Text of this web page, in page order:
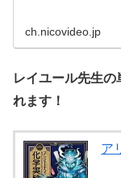
ch.nicovideo.jp
レイユール先生
れます！
ア